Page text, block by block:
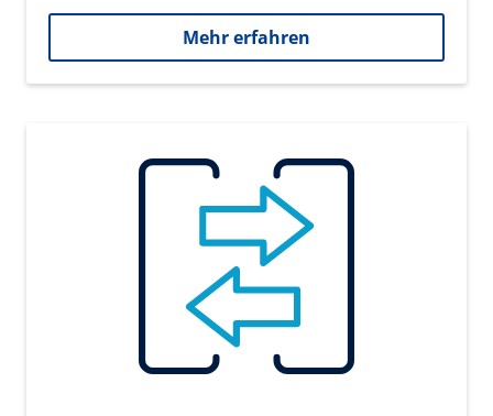
Mehr erfahren